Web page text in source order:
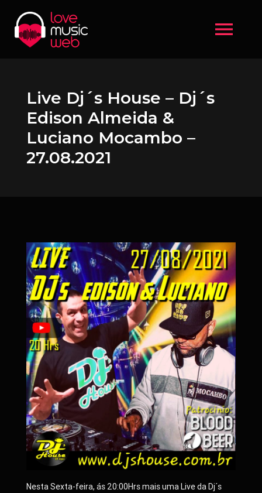
menu
Live Dj´s House – Dj´s
Edison Almeida &
Luciano Mocambo –
27.08.2021
Nesta Sexta-feira, ás 20:00Hrs mais uma Live da Dj´s